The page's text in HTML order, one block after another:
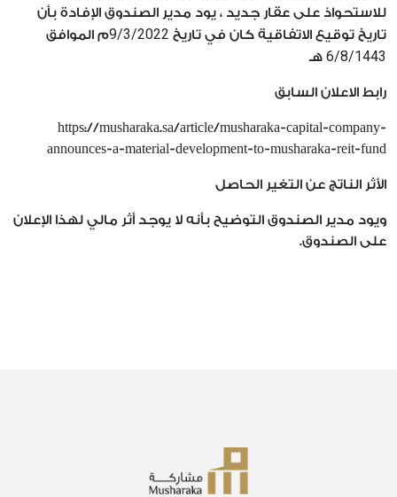
للاستحواذ على عقار جديد ، يود مدير الصندوق الإفادة بأن
تاريخ توقيع الاتفاقية كان في تاريخ 9/3/2022م الموافق
6/8/1443 هـ
رابط الاعلان السابق
https://musharaka.sa/article/musharaka-capital-company-
announces-a-material-development-to-musharaka-reit-fund
الأثر الناتج عن التغير الحاصل
ويود مدير الصندوق التوضيح بأنه لا يوجد أثر مالي لهذا الإعلان
على الصندوق.